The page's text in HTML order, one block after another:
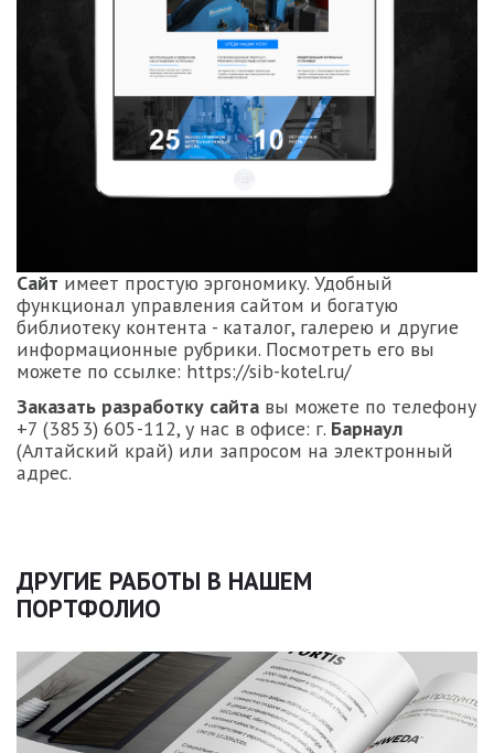
Сайт имеет простую эргономику. Удобный
функционал управления сайтом и богатую
библиотеку контента - каталог, галерею и другие
информационные рубрики. Посмотреть его вы
можете по ссылке: https://sib-kotel.ru/
Заказать разработку сайта вы можете по телефону
+7 (3853) 605-112, у нас в офисе: г. Барнаул
(Алтайский край) или запросом на электронный
адрес.
ДРУГИЕ РАБОТЫ В НАШЕМ
ПОРТФОЛИО